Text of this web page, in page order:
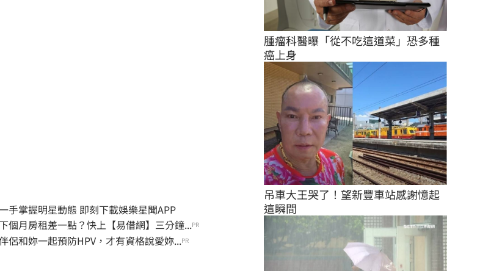
一手掌握明星動態 即刻下載娛樂星聞APP
下個月房租差一點？快上【易借網】三分鐘...PR
侶和妳一起預防HPV，才有資格說愛妳...PR
腫瘤科醫曝「從不吃這道菜」恐多種
癌上身
吊車大王哭了！望新豐車站感謝憶起
這瞬間